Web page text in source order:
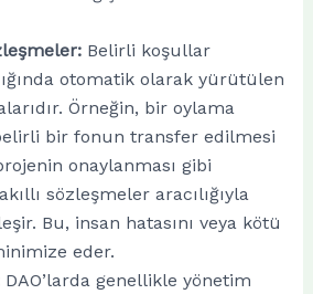
Belirli koşullar
otomatik olarak yürütülen
Örneğin, bir oylama
bir fonun transfer edilmesi
onaylanması gibi
sözleşmeler aracılığıyla
Bu, insan hatasını veya kötü
eder.
DAO’larda genellikle yönetim